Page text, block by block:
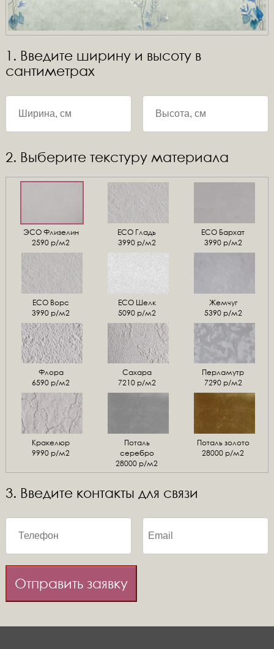
1. Введите ширину и высоту в
сантиметрах
2. Выберите текстуру материала
ЭСО Флизелин
2590 р/м2
ЕСО Гладь
3990 р/м2
ECO Бархат
3990 р/м2
ЕСО Ворс
3990 р/м2
ЕСО Шелк
5090 р/м2
Жемчуг
5390 р/м2
Флора
6590 р/м2
Сахара
7210 р/м2
Перламутр
7290 р/м2
Кракелюр
9990 р/м2
Поталь
серебро
28000 р/м2
Поталь золото
28000 р/м2
3. Введите контакты для связи
Отправить заявку